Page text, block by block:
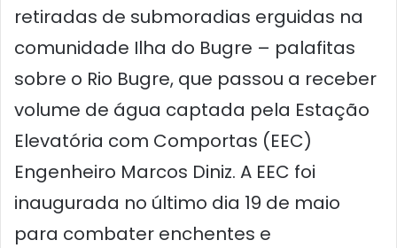
retiradas de submoradias erguidas na
comunidade Ilha do Bugre – palafitas
sobre o Rio Bugre, que passou a receber
volume de água captada pela Estação
Elevatória com Comportas (EEC)
Engenheiro Marcos Diniz. A EEC foi
inaugurada no último dia 19 de maio
para combater enchentes e